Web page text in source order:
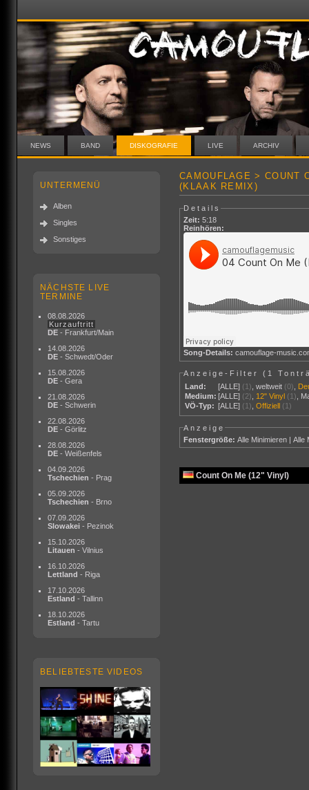
NEWS BAND DISKOGRAFIE LIVE ARCHIV
UNTERMENÜ
Alben
Singles
Sonstiges
NÄCHSTE LIVE
TERMINE
08.08.2026
Kurzauftritt
DE - Frankfurt/Main
14.08.2026
DE - Schwedt/Oder
15.08.2026
DE - Gera
21.08.2026
DE - Schwerin
22.08.2026
DE - Görlitz
28.08.2026
DE - Weißenfels
04.09.2026
Tschechien - Prag
05.09.2026
Tschechien - Brno
07.09.2026
Slowakei - Pezinok
15.10.2026
Litauen - Vilnius
16.10.2026
Lettland - Riga
17.10.2026
Estland - Tallinn
18.10.2026
Estland - Tartu
BELIEBTESTE VIDEOS
CAMOUFLAGE > COUNT
(KLAAK REMIX)
Details
Zeit: 5:18
Reinhören:
Song-Details: camouflage-
Anzeige-Filter ( 1
Land:
[ALLE] (1) ,weltweit (0)
Medium: [ALLE] (2) 12" Vinyl (1)
VÖ-Typ: [ALLE] (1) ,Offiziell (1)
Anzeige
Fenstergröße: Alle Minimieren |Alle
Count On Me (12" Vinyl)